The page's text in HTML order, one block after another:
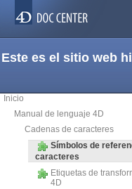
Este es el sitio web
Inicio
Manual de lenguaje 4D
Cadenas de caracteres
Símbolos de
caracteres
Etiquetas de
4D